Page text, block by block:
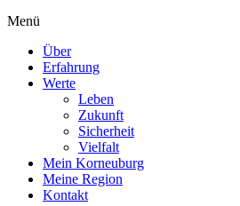
Menü
Über
Erfahrung
Werte
Leben
Zukunft
Sicherheit
Vielfalt
Mein Korneuburg
Meine Region
Kontakt